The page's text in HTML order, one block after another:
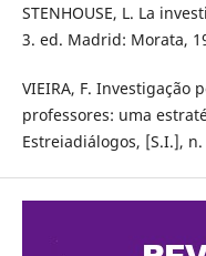
STENHOUSE, L. La
3. ed. Madrid: Morata,
VIEIRA, F. Investigação
professores: uma
Estreiadiálogos, [S.I.],